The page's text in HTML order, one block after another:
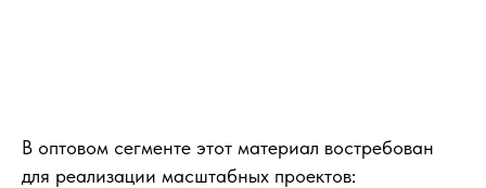
В оптовом сегменте этот материал востребован
для реализации масштабных проектов: